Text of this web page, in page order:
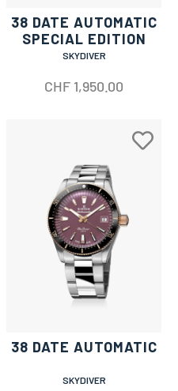
38 DATE AUTOMATIC
SPECIAL EDITION
SKYDIVER
CHF 1,950.00
38 DATE AUTOMATIC
SKYDIVER